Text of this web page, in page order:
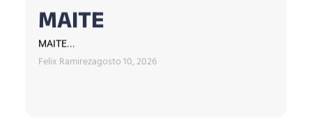
MAITE
MAITE...
Felix Ramirezagosto 10, 2026